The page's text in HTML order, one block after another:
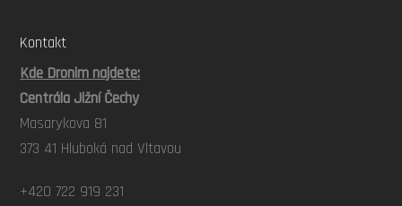
Kontakt
Kde Dronim najdete:
Centrála Jižní Čechy
Masarykova 81
373 41 Hluboká nad Vltavou
+420 722 919 231